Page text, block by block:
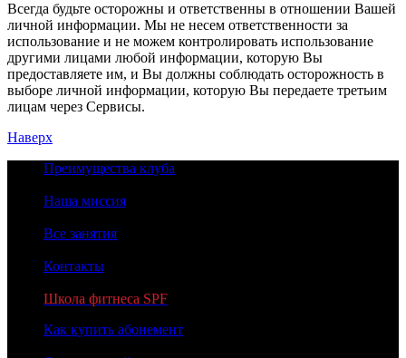
Всегда будьте осторожны и ответственны в отношении Вашей
личной информации. Мы не несем ответственности за
использование и не можем контролировать использование
другими лицами любой информации, которую Вы
предоставляете им, и Вы должны соблюдать осторожность в
выборе личной информации, которую Вы передаете третьим
лицам через Сервисы.
Наверх
Преимущества клуба
Наша миссия
Все занятия
Контакты
Школа фитнеса SPF
Как купить абонемент